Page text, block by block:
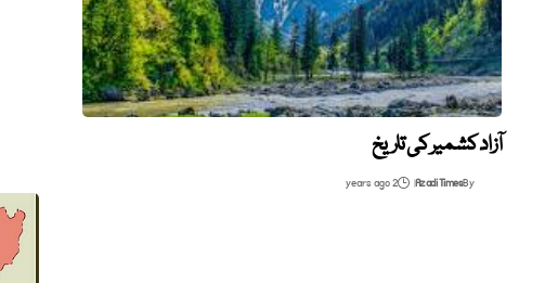
آزاد کشمیر کی تاریخ
By
Azadi Times
2 years ago